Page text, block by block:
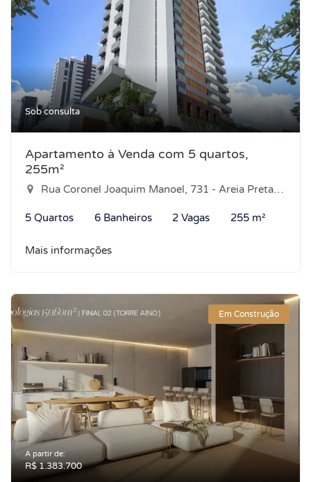
Sob consulta
Apartamento à Venda com 5 quartos,
255m²
Rua Coronel Joaquim Manoel, 731 - Areia Preta, Natal-RN
5 Quartos 6 Banheiros 2 Vagas 255 m²
Mais informações
Em Construção
A partir de:
R$ 1.383.700